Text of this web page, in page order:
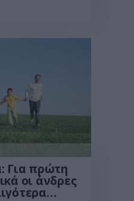
Για πρώτη
οι άνδρες